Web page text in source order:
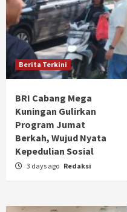
Berita Terkini
BRI Cabang Mega
Kuningan Gulirkan
Program Jumat
Berkah, Wujud Nyata
Kepedulian Sosial
3 days ago Redaksi